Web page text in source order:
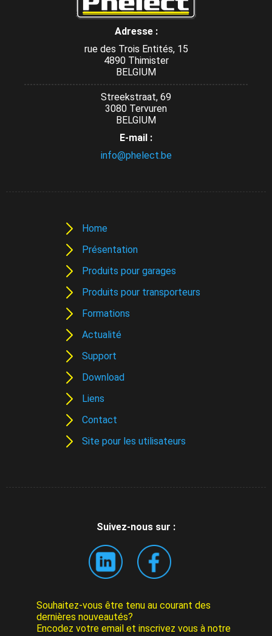
Adresse :
rue des Trois Entités, 15
4890 Thimister
BELGIUM
Streekstraat, 69
3080 Tervuren
BELGIUM
E-mail :
info@phelect.be
Home
Présentation
Produits pour garages
Produits pour transporteurs
Formations
Actualité
Support
Download
Liens
Contact
Site pour les utilisateurs
Suivez-nous sur :
Souhaitez-vous être tenu au courant des
dernières nouveautés?
Encodez votre email et inscrivez vous à notre